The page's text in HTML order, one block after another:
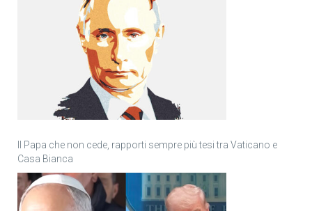
Il Papa che non cede, rapporti sempre più tesi tra Vaticano e
Casa Bianca